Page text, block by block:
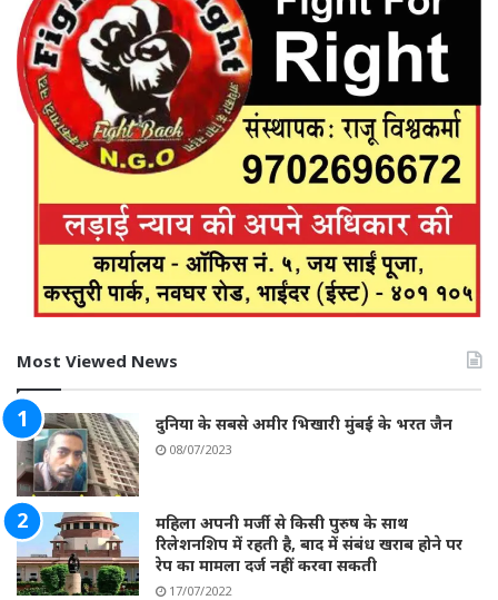
Most Viewed News
दुनिया के सबसे अमीर भिखारी मुंबई के भरत जैन
08/07/2023
महिला अपनी मर्जी से किसी पुरुष के साथ
रिलेशनशिप में रहती है, बाद में संबंध खराब होने पर
रेप का मामला दर्ज नहीं करवा सकती
17/07/2022